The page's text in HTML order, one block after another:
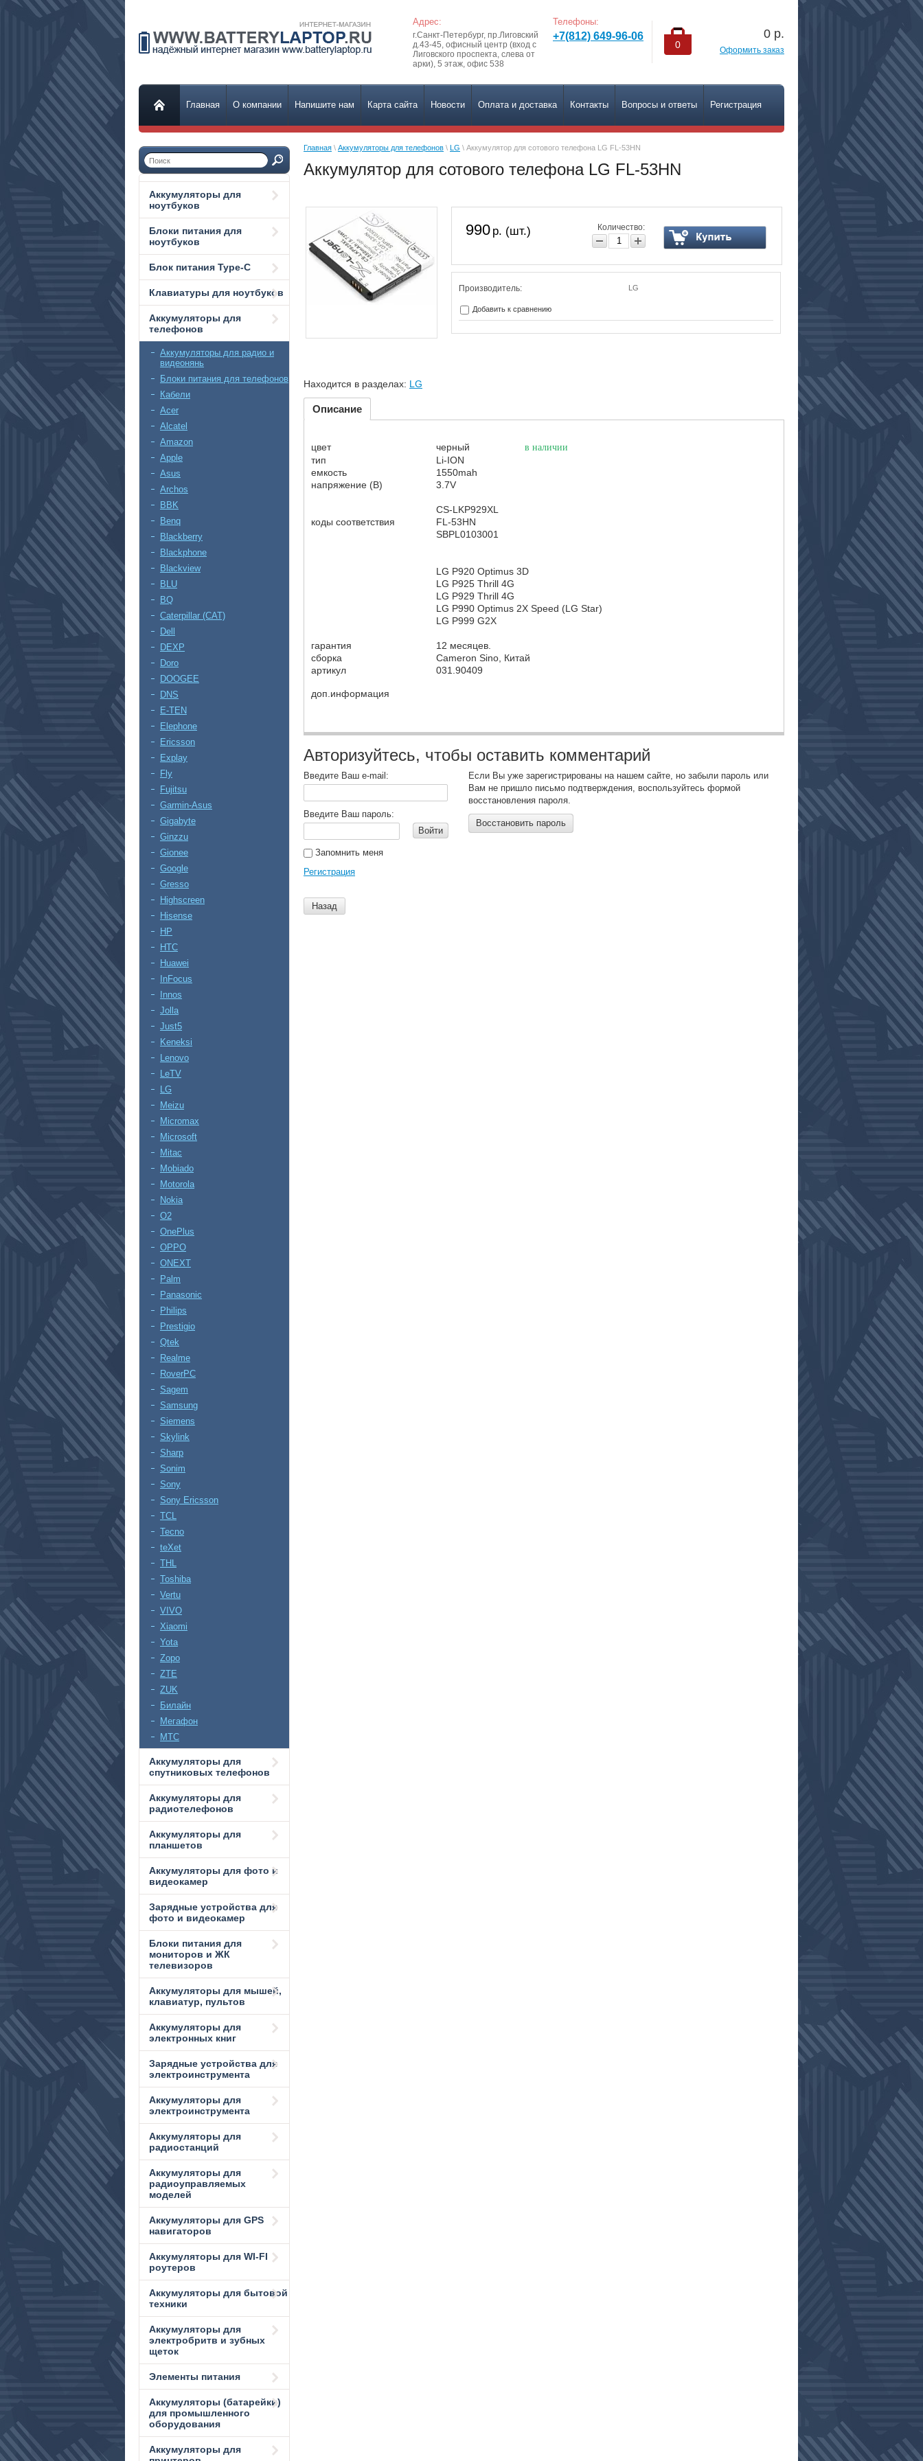
Адрес:
г.Санкт-Петербург, пр.Лиговский
д.43-45, офисный центр (вход с
Лиговского проспекта, слева от
арки), 5 этаж, офис 538
Телефоны:
+7(812) 649-96-06
0
0 р.
Оформить заказ
Главная О компании Напишите нам Карта сайта Новости Оплата и доставка Контакты Вопросы и ответы Регистрация
Аккумуляторы для
ноутбуков
Блоки питания для
ноутбуков
Блок питания Type-C
Клавиатуры для ноутбуков
Аккумуляторы для
телефонов
Аккумуляторы для радио и
видеонянь
Блоки питания для телефонов
Кабели
Acer
Alcatel
Amazon
Apple
Asus
Archos
BBK
Benq
Blackberry
Blackphone
Blackview
BLU
BQ
Caterpillar (CAT)
Dell
DEXP
Doro
DOOGEE
DNS
E-TEN
Elephone
Ericsson
Explay
Fly
Fujitsu
Garmin-Asus
Gigabyte
Ginzzu
Gionee
Google
Gresso
Highscreen
Hisense
HP
HTC
Huawei
InFocus
Innos
Jolla
Just5
Keneksi
Lenovo
LeTV
LG
Meizu
Micromax
Microsoft
Mitac
Mobiado
Motorola
Nokia
O2
OnePlus
OPPO
ONEXT
Palm
Panasonic
Philips
Prestigio
Qtek
Realme
RoverPC
Sagem
Samsung
Siemens
Skylink
Sharp
Sonim
Sony
Sony Ericsson
TCL
Tecno
teXet
THL
Toshiba
Vertu
VIVO
Xiaomi
Yota
Zopo
ZTE
ZUK
Билайн
Мегафон
МТС
Аккумуляторы для
спутниковых телефонов
Аккумуляторы для
радиотелефонов
Аккумуляторы для
планшетов
Аккумуляторы для фото и
видеокамер
Зарядные устройства для
фото и видеокамер
Блоки питания для
мониторов и ЖК
телевизоров
Аккумуляторы для мышей,
клавиатур, пультов
Аккумуляторы для
электронных книг
Зарядные устройства для
электроинструмента
Аккумуляторы для
электроинструмента
Аккумуляторы для
радиостанций
Аккумуляторы для
радиоуправляемых
моделей
Аккумуляторы для GPS
навигаторов
Аккумуляторы для WI-FI
роутеров
Аккумуляторы для бытовой
техники
Аккумуляторы для
электробритв и зубных
щеток
Элементы питания
Аккумуляторы (батарейки)
для промышленного
оборудования
Аккумуляторы для
Главная \ Аккумуляторы для телефонов \ LG \ Аккумулятор для сотового телефона LG FL-53HN
Аккумулятор для сотового телефона LG FL-53HN
990 р. (шт.) Количество:
Производитель: LG
Добавить к сравнению
Находится в разделах: LG
Описание
цвет черный в наличии
тип
Li-ION
емкость
1550mah
напряжение (В)
3.7V
коды соответствия
CS-LKP929XL
FL-53HN
SBPL0103001
LG P920 Optimus 3D
LG P925 Thrill 4G
LG P929 Thrill 4G
LG P990 Optimus 2X Speed (LG Star)
LG P999 G2X
гарантия
12 месяцев.
сборка
Cameron Sino, Китай
артикул
031.90409
доп.информация
Авторизуйтесь, чтобы оставить комментарий
Введите Ваш e-mail:
Введите Ваш пароль:
Войти
Запомнить меня
Регистрация
Если Вы уже зарегистрированы на нашем сайте, но забыли пароль или
Вам не пришло письмо подтверждения, воспользуйтесь формой
восстановления пароля.
Восстановить пароль
Назад